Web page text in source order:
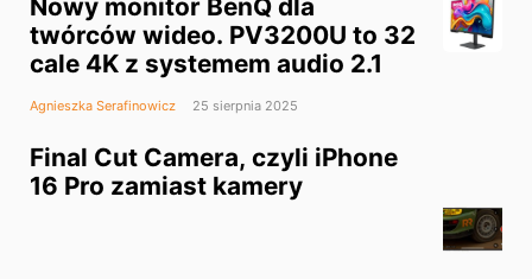
Nowy monitor BenQ dla
twórców wideo. PV3200U to 32
cale 4K z systemem audio 2.1
Agnieszka Serafinowicz 25 sierpnia 2025
Final Cut Camera, czyli iPhone
16 Pro zamiast kamery